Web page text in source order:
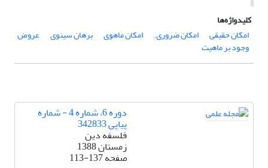
کلیدواژه‌ها
امکان حقیقی
امکان ضروری. امکان ماهوی برهان سینوی عروض
وجود بر ماهیت
دوره 6، شماره 4 - شماره
پیاپی 342833
فلسفه دین
زمستان 1388
صفحه113-137